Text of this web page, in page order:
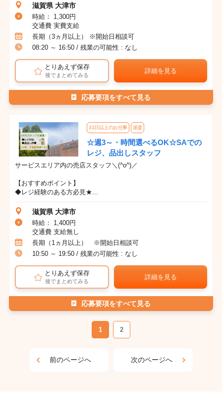
滋賀県 大津市
時給： 1,300円
交通費 実費支給
長期（3ヵ月以上） ※開始日相談可
08:20 ～ 16:50 / 残業の可能性 : なし
とりあえず保存
後でまとめてみる
詳細を見る
応募要項をすべて見る
31日以上のお仕事 派遣
☆週3～・時間選べるOK☆SAでの
レジ、品出しスタッフ
サービスエリア内の売店スタッフ＼(^o^)／
【おすすめポイント】
◆レジ経験のある方必見★...
滋賀県 大津市
時給： 1,400円
交通費 支給無し
長期（1ヵ月以上） ※開始日相談可
10:50 ～ 19:50 / 残業の可能性 : なし
とりあえず保存
後でまとめてみる
詳細を見る
応募要項をすべて見る
1 2
前のページへ 次のページへ